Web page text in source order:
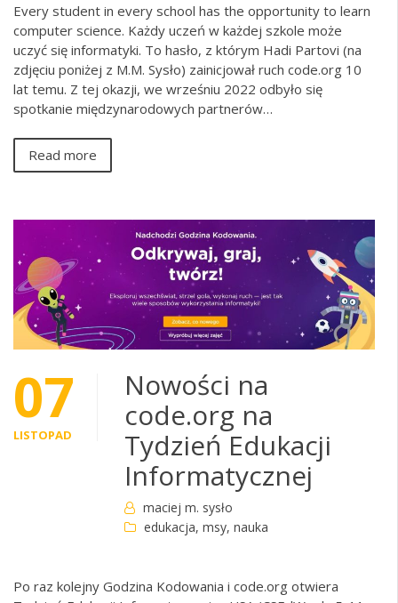
Every student in every school has the opportunity to learn
computer science. Każdy uczeń w każdej szkole może
uczyć się informatyki. To hasło, z którym Hadi Partovi (na
zdjęciu poniżej z M.M. Sysło) zainicjował ruch code.org 10
lat temu. Z tej okazji, we wrześniu 2022 odbyło się
spotkanie międzynarodowych partnerów…
Read more
07
LISTOPAD
Nowości na
code.org na
Tydzień Edukacji
Informatycznej
maciej m. sysło
edukacja, msy, nauka
Po raz kolejny Godzina Kodowania i code.org otwiera